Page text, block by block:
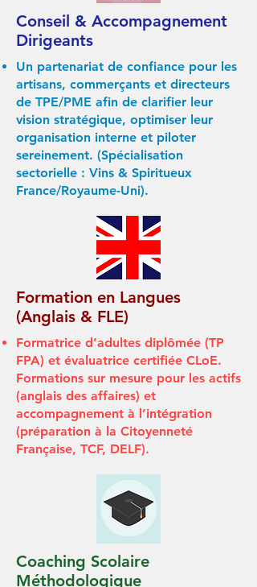
Conseil & Accompagnement
Dirigeants
Un partenariat de confiance pour les
artisans, commerçants et directeurs
de TPE/PME afin de clarifier leur
vision stratégique, optimiser leur
organisation interne et piloter
sereinement. (Spécialisation
sectorielle : Vins & Spiritueux
France/Royaume-Uni).
Formation en Langues
(Anglais & FLE)
Formatrice d’adultes diplômée (TP
FPA) et évaluatrice certifiée CLoE.
Formations sur mesure pour les actifs
(anglais des affaires) et
accompagnement à l’intégration
(préparation à la Citoyenneté
Française, TCF, DELF).
Coaching Scolaire
Méthodologique